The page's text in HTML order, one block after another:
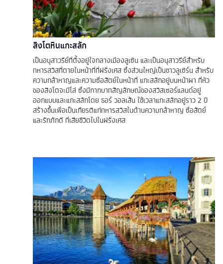
สิงโตหินแกะสลัก
เป็นอนุสาวรีย์ที่ตั้งอยู่ใจกลางเมืองลูเซิน และเป็นอนุสาวรีย์สำหรับ
ทหารสวิสที่ตายในหน้าที่ที่ฝรั่งเศส ซึ่งส่วนใหญ่เป็นชาวลูเซิร์น สำหรับ
ความกล้าหาญและความซื่อสัตย์ในหน้าที่ แกะสลักอยู่บนหน้าผา ที่หัว
ของสิงโตจะมีโล่ ซึ่งมีกากบาทสัญลักษณ์ของสวิสเซอร์แลนด์อยู่
ออกแบบและแกะสลักโดย ธอร์ วอลเส้น ใช้เวลาแกะสลักอยู่ราว 2 ปี
สร้างขึ้นเพื่อเป็นเกียรติแก่ทหารสวิสในด้านความกล้าหาญ ซื่อสัตย์
และรักภักดี ที่เสียชีวิตไปในฝรั่งเศส